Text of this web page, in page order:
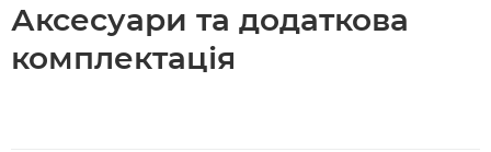
Аксесуари та додаткова
комплектація